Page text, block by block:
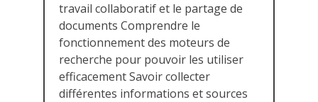
travail collaboratif et le partage de
documents Comprendre le
fonctionnement des moteurs de
recherche pour pouvoir les utiliser
efficacement Savoir collecter
différentes informations et sources